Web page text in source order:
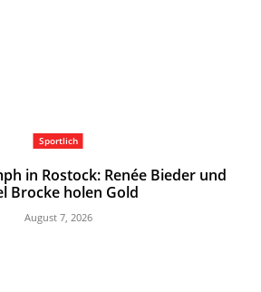
Sportlich
in Rostock: Renée Bieder und
Brocke holen Gold
August 7, 2026